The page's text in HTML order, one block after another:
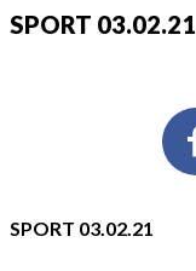
SPORT 03.02.21
SPORT 03.02.21